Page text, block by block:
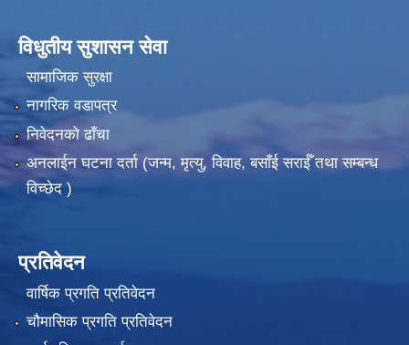
विधुतीय सुशासन सेवा
सामाजिक सुरक्षा
नागरिक वडापत्र
निवेदनको ढाँचा
अनलाईन घटना दर्ता (जन्म, मृत्यु, विवाह, बसाँई सराईँ तथा सम्बन्ध
विच्छेद )
प्रतिवेदन
वार्षिक प्रगति प्रतिवेदन
चौमासिक प्रगति प्रतिवेदन